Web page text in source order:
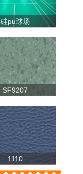
硅pu球场
SF9207
1110